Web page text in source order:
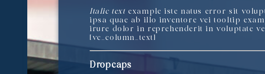
Italic text example iste natus error sit
ipsa quae ab illo inventore veitooltip
irure dolor in reprehenderit in voluptate
[vc_column_text]
Dropcaps